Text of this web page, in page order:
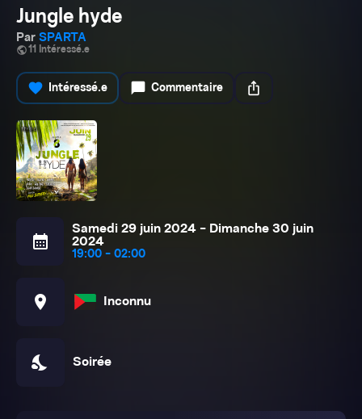
Jungle hyde
Par SPARTA
public11 Intéressé.e
favorite Intéressé.e chat_bubble Commentaire ios_share
calendar_month
Samedi 29 juin 2024 - Dimanche 30 juin
2024
19:00 - 02:00
location_on Inconnu
nights_stay Soirée